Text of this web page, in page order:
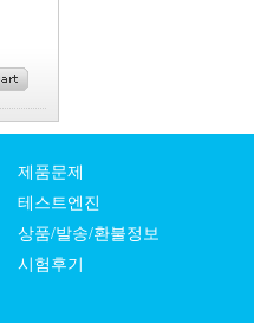
제품문제
테스트엔진
상품/발송/환불정보
시험후기